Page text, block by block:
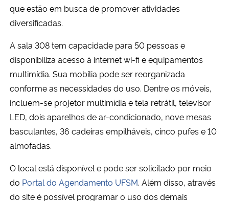
Secretaria-Geral
Secretaria de Governo
Advocacia-Geral da União
Banco Central do Brasil
Planalto
que estão em busca de promover atividades
diversificadas.
A sala 308 tem capacidade para 50 pessoas e
disponibiliza acesso à internet wi-fi e equipamentos
multimídia. Sua mobília pode ser reorganizada
conforme as necessidades do uso. Dentre os móveis,
incluem-se projetor multimídia e tela retrátil, televisor
LED, dois aparelhos de ar-condicionado, nove mesas
basculantes, 36 cadeiras empilháveis, cinco pufes e 10
almofadas.
O local está disponível e pode ser solicitado por meio
do Portal do Agendamento UFSM. Além disso, através
do site é possível programar o uso dos demais